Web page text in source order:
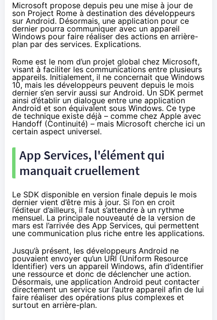
Microsoft propose depuis peu une mise à jour de
son Project Rome à destination des développeurs
sur Android. Désormais, une application pour ce
dernier pourra communiquer avec un appareil
Windows pour faire réaliser des actions en arrière-
plan par des services. Explications.
Rome est le nom d’un projet global chez Microsoft,
visant à faciliter les communications entre plusieurs
appareils. Initialement, il ne concernait queWindows
10, mais les développeurs peuvent depuis le mois
dernier s’en servir aussi sur Android. Un SDK permet
ainsi d’établir un dialogue entre une application
Android et son équivalent sous Windows. Ce type
de technique existe déjà – comme chez Apple avec
Handoff (Continuité) – mais Microsoft cherche ici un
certain aspect universel.
App Services, l'élément qui
manquait cruellement
Le SDK disponible en version finale depuis le mois
dernier vient d’être mis à jour. Si l’on en croit
l’éditeur d’ailleurs, il faut s’attendre à un rythme
mensuel. La principale nouveauté de la version de
mars est l’arrivée des App Services, qui permettent
une communication plus riche entre les applications.
Jusqu’à présent, les développeurs Android ne
pouvaient envoyer qu’un URI (Uniform Resource
Identifier) vers un appareil Windows, afin d’identifier
une ressource et donc de déclencher une action.
Désormais, une application Android peut contacter
directement un service sur l’autre appareil afin de lui
faire réaliser des opérations plus complexes et
surtout en arrière-plan.